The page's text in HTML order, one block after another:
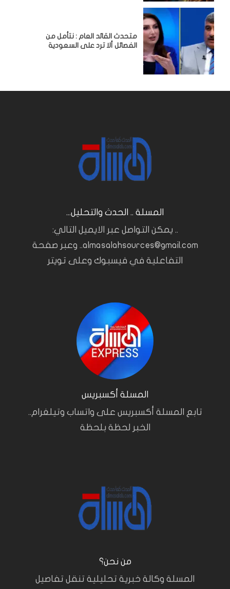
متحدث القائد العام : نتأمل من
الفصائل ألا ترد على السعودية
المسلة .. الحدث والتحليل...
.. يمكن التواصل عبر الايميل التالي:
almasalahsources@gmail.com.. وعبر صفحة
التفاعلية في فيسبوك وعلى تويتر
المسلة أكسبريس
تابع المسلة أكسبريس على واتساب وتيلغرام..
الخبر لحظة بلحظة
من نحن؟
المسلة وكالة خبرية تحليلية تنقل تفاصيل